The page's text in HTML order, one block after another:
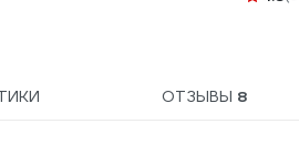
ОТЗЫВЫ 8